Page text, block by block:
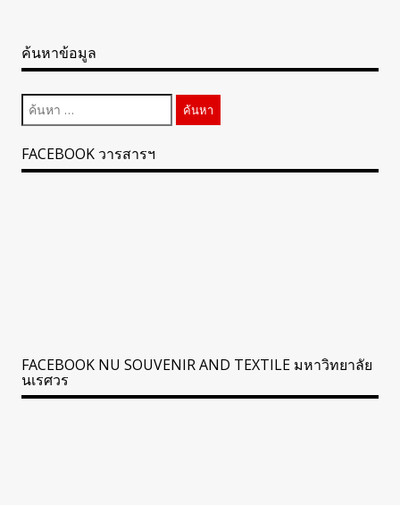
ค้นหาข้อมูล
ค้นหา
สำหรับ:
FACEBOOK วารสารฯ
FACEBOOK NU SOUVENIR AND TEXTILE มหาวิทยาลัย
นเรศวร